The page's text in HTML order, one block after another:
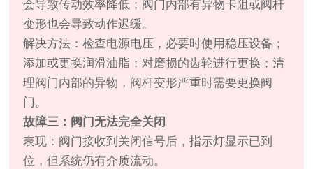
会导致传动效率降低；阀门内部有异物卡阻或阀杆
变形也会导致动作迟缓。
解决方法：检查电源电压，必要时使用稳压设备；
添加或更换润滑油脂；对磨损的齿轮进行更换；清
理阀门内部的异物，阀杆变形严重时需要更换阀
门。
故障三：阀门无法完全关闭
表现：阀门接收到关闭信号后，指示灯显示已到
位，但系统仍有介质流动。